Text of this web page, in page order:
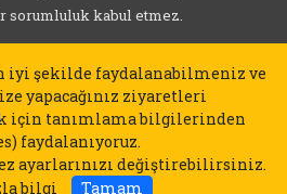
sorumluluk kabul etmez.
iyi şekilde faydalanabilmeniz ve
yapacağınız ziyaretleri
için tanımlama bilgilerinden
faydalanıyoruz.
ayarlarınızı değiştirebilirsiniz.
bilgi
Tamam